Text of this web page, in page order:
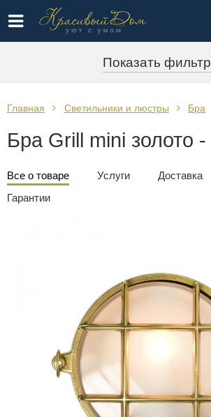
Показать фильтр
Главная Светильники и люстры Бра
Бра Grill mini золото -
Все о товаре Услуги Доставка
Гарантии